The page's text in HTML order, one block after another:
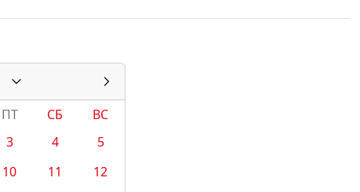
ПТ СБ
ВС
3 4
5
10 11
12